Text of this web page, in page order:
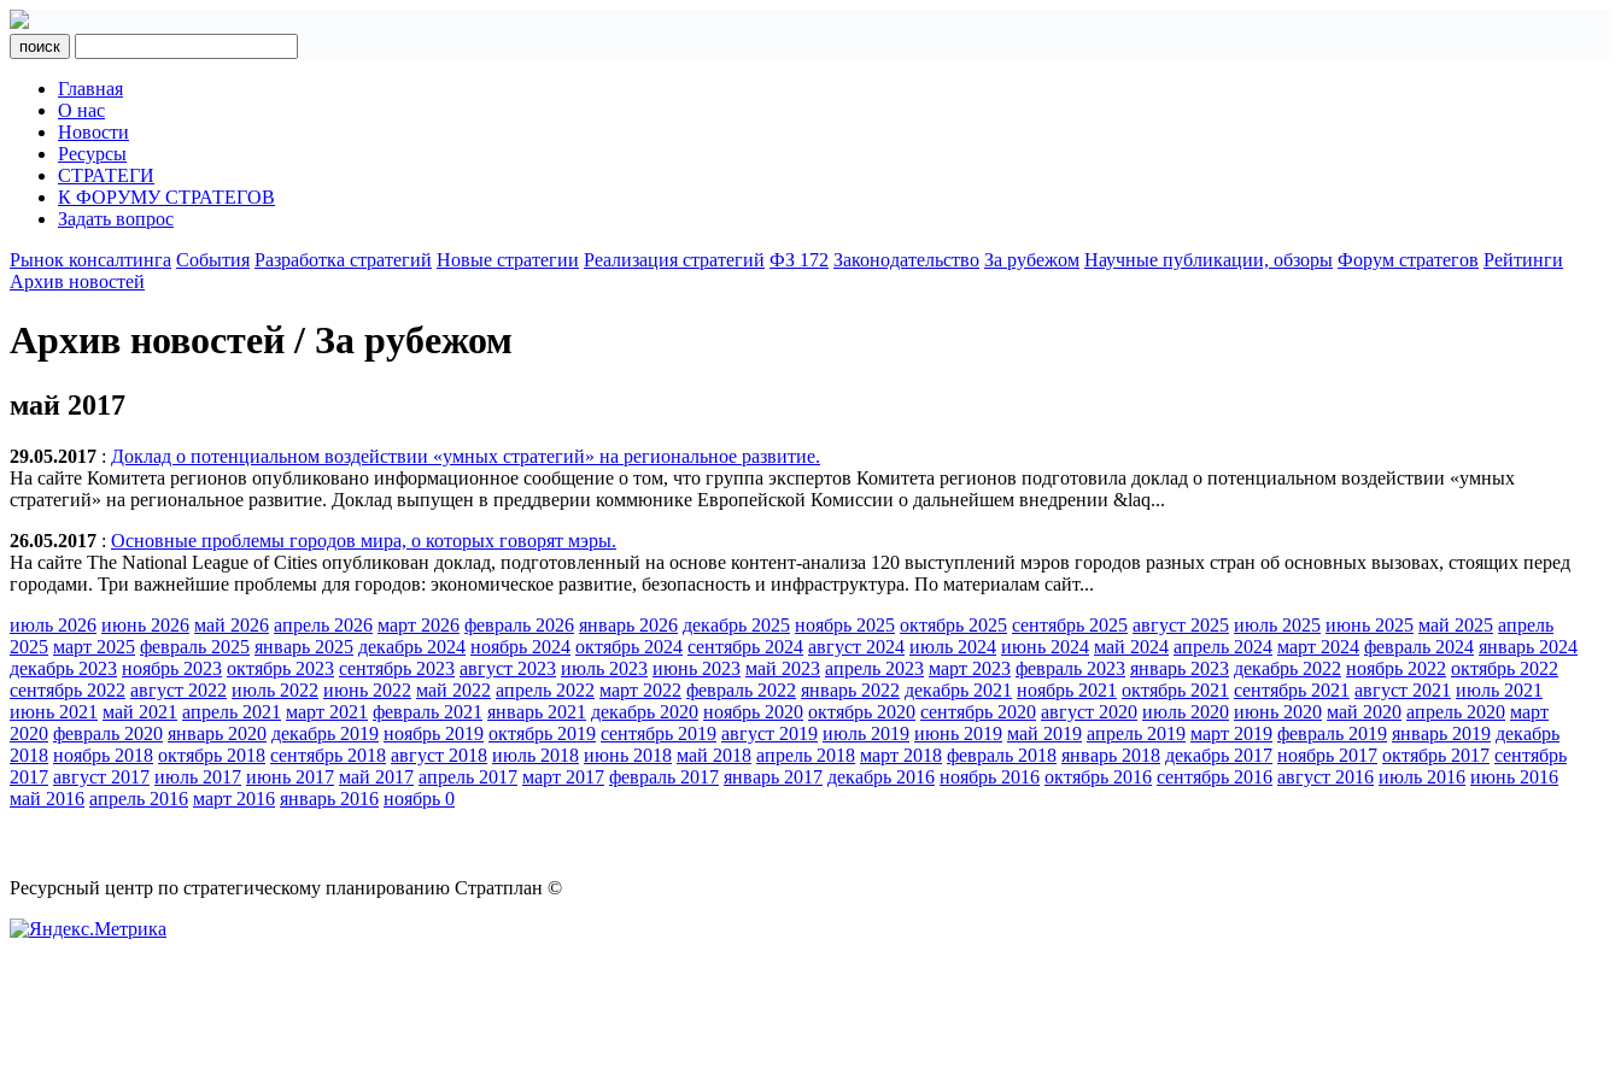
поиск
Главная
О нас
Новости
Ресурсы
СТРАТЕГИ
К ФОРУМУ СТРАТЕГОВ
Задать вопрос
Рынок консалтинга События Разработка стратегий Новые стратегии Реализация стратегий ФЗ 172 Законодательство За рубежом Научные публикации, обзоры Форум стратегов Рейтинги
Архив новостей
Архив новостей / За рубежом
май 2017
29.05.2017 : Доклад о потенциальном воздействии «умных стратегий» на региональное развитие.
На сайте Комитета регионов опубликовано информационное сообщение о том, что группа экспертов Комитета регионов подготовила доклад о потенциальном воздействии «умных
стратегий» на региональное развитие. Доклад выпущен в преддверии коммюнике Европейской Комиссии о дальнейшем внедрении &laq...
26.05.2017 : Основные проблемы городов мира, о которых говорят мэры.
На сайте The National League of Cities опубликован доклад, подготовленный на основе контент-анализа 120 выступлений мэров городов разных стран об основных вызовах, стоящих перед
городами. Три важнейшие проблемы для городов: экономическое развитие, безопасность и инфраструктура. По материалам сайт...
июль 2026 июнь 2026 май 2026 апрель 2026 март 2026 февраль 2026 январь 2026 декабрь 2025 ноябрь 2025 октябрь 2025 сентябрь 2025 август 2025 июль 2025 июнь 2025 май 2025 апрель
2025 март 2025 февраль 2025 январь 2025 декабрь 2024 ноябрь 2024 октябрь 2024 сентябрь 2024 август 2024 июль 2024 июнь 2024 май 2024 апрель 2024 март 2024 февраль 2024 январь 2024
декабрь 2023 ноябрь 2023 октябрь 2023 сентябрь 2023 август 2023 июль 2023 июнь 2023 май 2023 апрель 2023 март 2023 февраль 2023 январь 2023 декабрь 2022 ноябрь 2022 октябрь 2022
сентябрь 2022 август 2022 июль 2022 июнь 2022 май 2022 апрель 2022 март 2022 февраль 2022 январь 2022 декабрь 2021 ноябрь 2021 октябрь 2021 сентябрь 2021 август 2021 июль 2021
июнь 2021 май 2021 апрель 2021 март 2021 февраль 2021 январь 2021 декабрь 2020 ноябрь 2020 октябрь 2020 сентябрь 2020 август 2020 июль 2020 июнь 2020 май 2020 апрель 2020 март
2020 февраль 2020 январь 2020 декабрь 2019 ноябрь 2019 октябрь 2019 сентябрь 2019 август 2019 июль 2019 июнь 2019 май 2019 апрель 2019 март 2019 февраль 2019 январь 2019 декабрь
2018 ноябрь 2018 октябрь 2018 сентябрь 2018 август 2018 июль 2018 июнь 2018 май 2018 апрель 2018 март 2018 февраль 2018 январь 2018 декабрь 2017 ноябрь 2017 октябрь 2017 сентябрь
2017 август 2017 июль 2017 июнь 2017 май 2017 апрель 2017 март 2017 февраль 2017 январь 2017 декабрь 2016 ноябрь 2016 октябрь 2016 сентябрь 2016 август 2016 июль 2016 июнь 2016
май 2016 апрель 2016 март 2016 январь 2016 ноябрь 0
Ресурсный центр по стратегическому планированию Стратплан ©